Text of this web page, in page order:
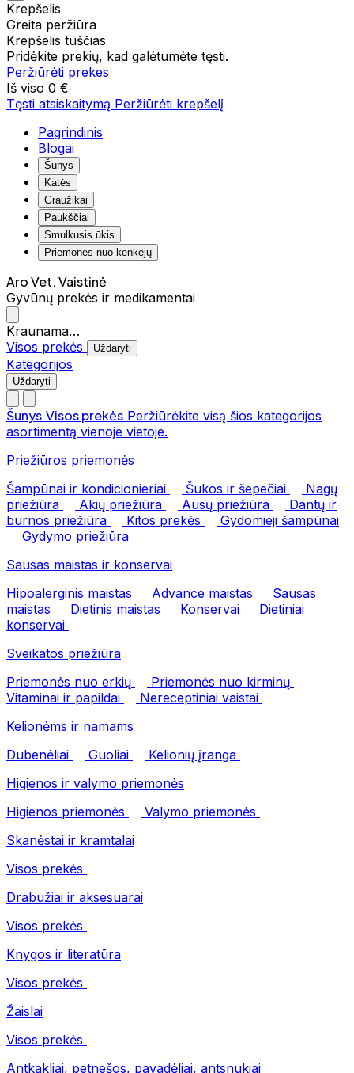
Krepšelis
Greita peržiūra
Krepšelis tuščias
Pridėkite prekių, kad galėtumėte tęsti.
Peržiūrėti prekes
Iš viso 0 €
Tęsti atsiskaitymą Peržiūrėti krepšelį
Pagrindinis
Blogai
Šunys
Katės
Graužikai
Paukščiai
Smulkusis ūkis
Priemonės nuo kenkėjų
Aro Vet. Vaistinė
Gyvūnų prekės ir medikamentai
Kraunama…
Visos prekės
Uždaryti
Kategorijos
Uždaryti
Šunys Visos prekės Peržiūrėkite visą šios kategorijos
asortimentą vienoje vietoje.
Priežiūros priemonės
Šampūnai ir kondicionieriai
Šukos ir šepečiai
Nagų
priežiūra
Akių priežiūra Ausų priežiūra
Dantų ir
burnos priežiūra
Kitos prekės
Gydomieji šampūnai
Gydymo priežiūra
Sausas maistas ir konservai
Hipoalerginis maistas
Advance maistas
Sausas
maistas
Dietinis maistas Konservai
Dietiniai
konservai
Sveikatos priežiūra
Priemonės nuo erkių
Priemonės nuo kirminų
Vitaminai ir papildai
Nereceptiniai vaistai
Kelionėms ir namams
Dubenėliai
Guoliai
Kelionių įranga
Higienos ir valymo priemonės
Higienos priemonės
Valymo priemonės
Skanėstai ir kramtalai
Visos prekės
Drabužiai ir aksesuarai
Visos prekės
Knygos ir literatūra
Visos prekės
Žaislai
Visos prekės
Antkakliai, petnešos, pavadėliai, antsnukiai